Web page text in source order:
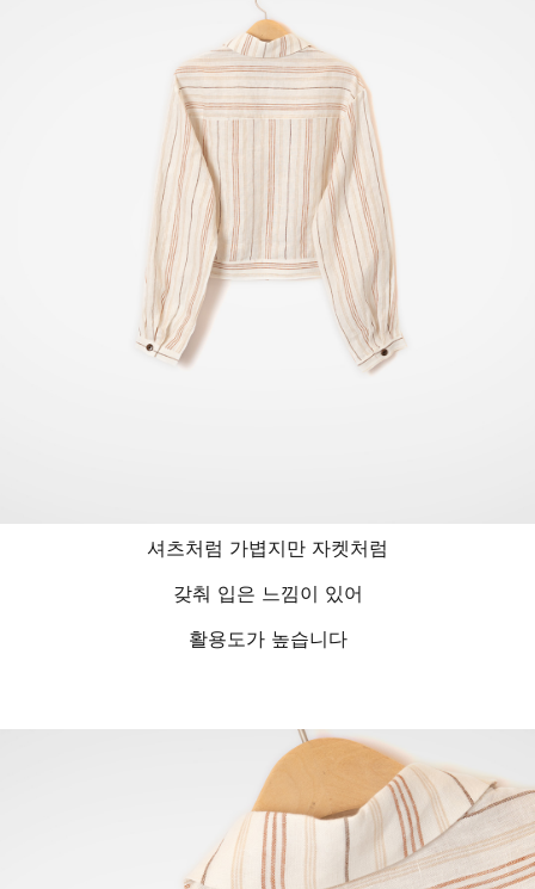
셔츠처럼 가볍지만 자켓처럼
갖춰 입은 느낌이 있어
활용도가 높습니다